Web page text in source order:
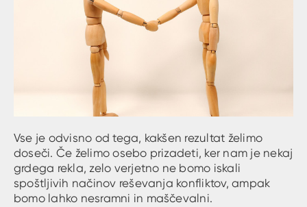
Vse je odvisno od tega, kakšen rezultat želimo
doseči. Če želimo osebo prizadeti, ker nam je nekaj
grdega rekla, zelo verjetno ne bomo iskali
spoštljivih načinov reševanja konfliktov, ampak
bomo lahko nesramni in maščevalni.